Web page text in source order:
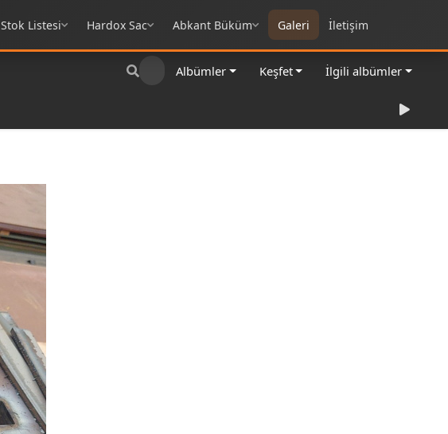
Stok Listesi Hardox Sac Abkant Büküm Galeri İletişim
Albümler Keşfet İlgili albümler